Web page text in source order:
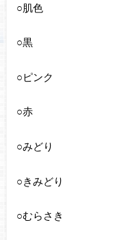
○肌色
○黒
○ピンク
○赤
○みどり
○きみどり
○むらさき